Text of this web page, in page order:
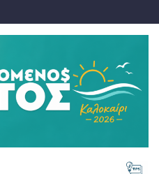
– Όλα για